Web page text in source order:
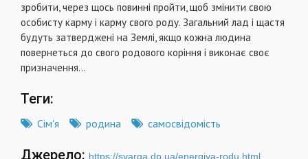
зробити, через щось повинні пройти, щоб змінити свою
особисту карму і карму свого роду. Загальний лад і щастя
будуть затверджені на Землі, якщо кожна людина
повернеться до свого родового коріння і виконає своє
призначення...
Теги:
Сім'я родина самосвідомість
Джерело: https://svarga.dp.ua/energiya-rodu.html